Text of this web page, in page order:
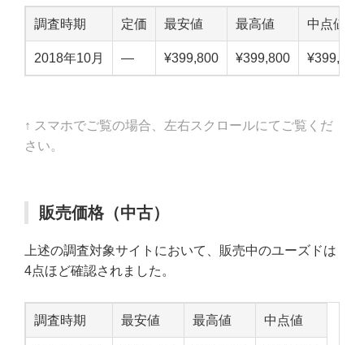
調査時期 定価 最安値 最高値 中点値
2018年10月 — ¥399,800 ¥399,800 ¥399,800
↑ スマホでご覧の場合、左右スクロールにてご覧くだ
さい。
販売価格（中古）
上述の調査対象サイトにおいて、販売中のユーズドは
4点ほど確認されました。
調査時期 最安値 最高値 中点値